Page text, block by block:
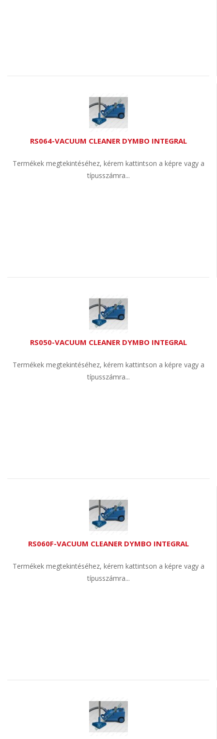
RS064-VACUUM CLEANER DYMBO INTEGRAL
Termékek megtekintéséhez, kérem kattintson a képre vagy a
típusszámra...
RS050-VACUUM CLEANER DYMBO INTEGRAL
Termékek megtekintéséhez, kérem kattintson a képre vagy a
típusszámra...
RS060F-VACUUM CLEANER DYMBO INTEGRAL
Termékek megtekintéséhez, kérem kattintson a képre vagy a
típusszámra...